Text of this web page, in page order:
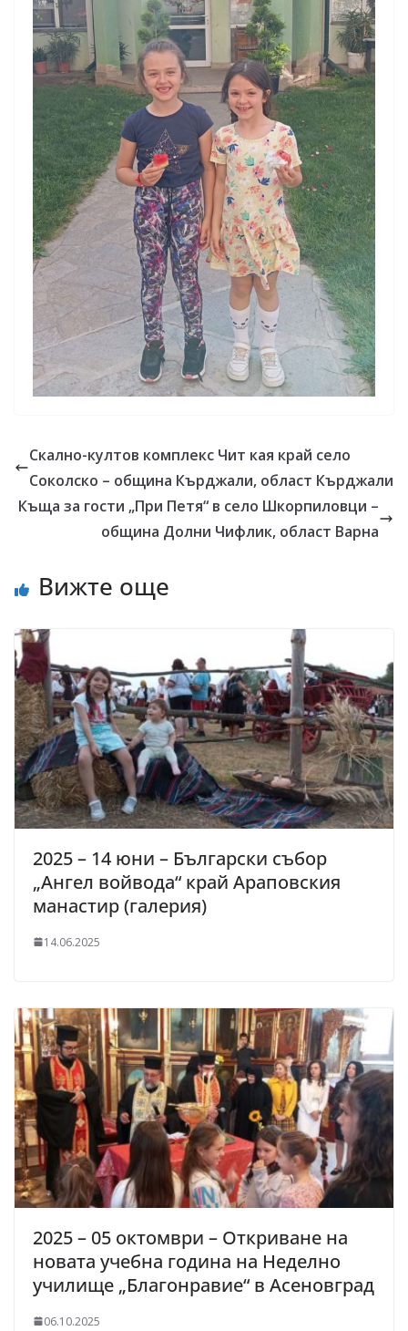
Скално-култов комплекс Чит кая край село
Соколско – община Кърджали, област Кърджали
Къща за гости „При Петя“ в село Шкорпиловци –
община Долни Чифлик, област Варна
Вижте още
2025 – 14 юни – Български събор
„Ангел войвода“ край Араповския
манастир (галерия)
14.06.2025
2025 – 05 октомври – Откриване на
новата учебна година на Неделно
училище „Благонравие“ в Асеновград
06.10.2025